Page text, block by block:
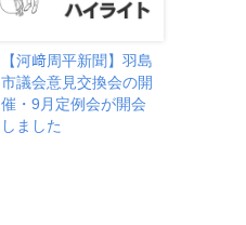
【河﨑周平新聞】羽島
市議会意見交換会の開
催・9月定例会が開会
しました